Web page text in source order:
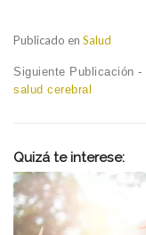
Publicado en Salud
Navegación
Siguiente Publicación -
salud cerebral
Quizá te interese: